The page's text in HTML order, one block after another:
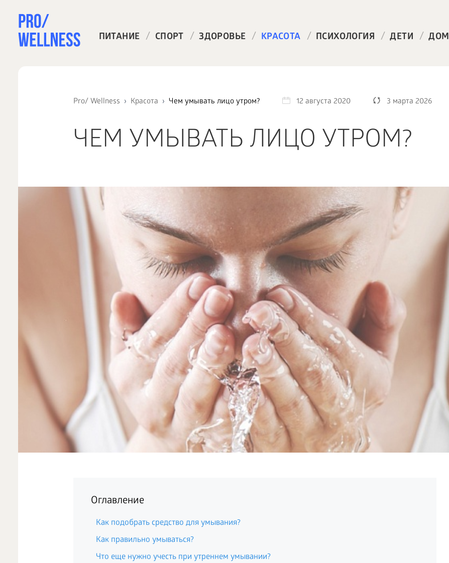
ПИТАНИЕ / СПОРТ / ЗДОРОВЬЕ / КРАСОТА / ПСИХОЛОГИЯ / ДЕТИ / ДОМ
Pro/ Wellness Красота Чем умывать лицо утром? 12 августа 2020 3 марта 2026
ЧЕМ УМЫВАТЬ ЛИЦО УТРОМ?
Оглавление
Как подобрать средство для умывания?
Как правильно умываться?
Что еще нужно учесть при утреннем умывании?